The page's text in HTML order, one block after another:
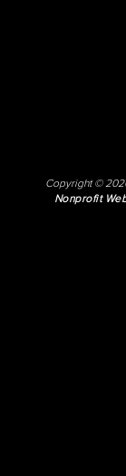
Copyright ©
Nonprofit